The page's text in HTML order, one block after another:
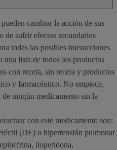
cambiar la acción de sus
de sufrir efectos secundarios
todas las posibles interacciones
una lista de todos los productos
con receta, sin receta y productos
y farmacéutico. No empiece,
ningún medicamento sin la
con este medicamento son:
(DE) o hipertensión pulmonar
iloperidona,